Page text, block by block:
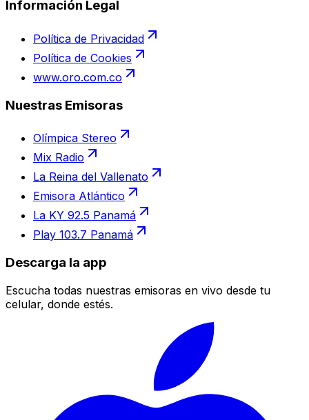
Información Legal
Política de Privacidad
Política de Cookies
www.oro.com.co
Nuestras Emisoras
Olímpica Stereo
Mix Radio
La Reina del Vallenato
Emisora Atlántico
La KY 92.5 Panamá
Play 103.7 Panamá
Descarga la app
Escucha todas nuestras emisoras en vivo desde tu
celular, donde estés.